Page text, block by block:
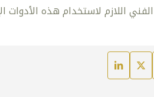
اللازم لاستخدام هذه الأدوات